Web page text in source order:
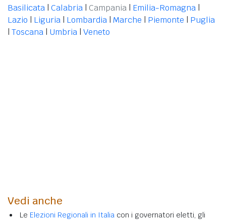
Basilicata | Calabria | Campania | Emilia-Romagna |
Lazio | Liguria | Lombardia | Marche | Piemonte | Puglia
| Toscana | Umbria | Veneto
Vedi anche
Le Elezioni Regionali in Italia con i governatori eletti, gli